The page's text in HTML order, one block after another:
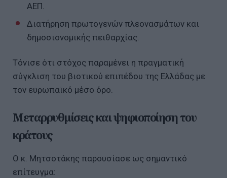
ΑΕΠ.
Διατήρηση πρωτογενών πλεονασμάτων και
δημοσιονομικής πειθαρχίας.
Τόνισε ότι στόχος παραμένει η πραγματική
σύγκλιση του βιοτικού επιπέδου της Ελλάδας με
τον ευρωπαϊκό μέσο όρο.
Μεταρρυθμίσεις και ψηφιοποίηση του
κράτους
Ο κ. Μητσοτάκης παρουσίασε ως σημαντικό
επίτευγμα: